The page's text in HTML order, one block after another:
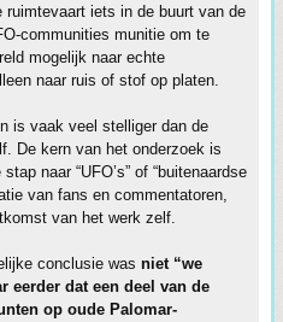
iets in de buurt van de
communities munitie om te
mogelijk naar echte
naar ruis of stof op platen.
is vaak veel stelliger dan de
De kern van het onderzoek is
naar “UFO’s” of “buitenaardse
van fans en commentatoren,
van het werk zelf.
conclusie was niet “we
eerder dat een deel van de
op oude Palomar-